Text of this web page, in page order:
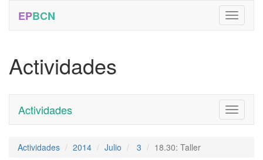
EPBCN
Actividades
Toggle
Actividades
Actividades 2014 Julio 3 18.30: Taller